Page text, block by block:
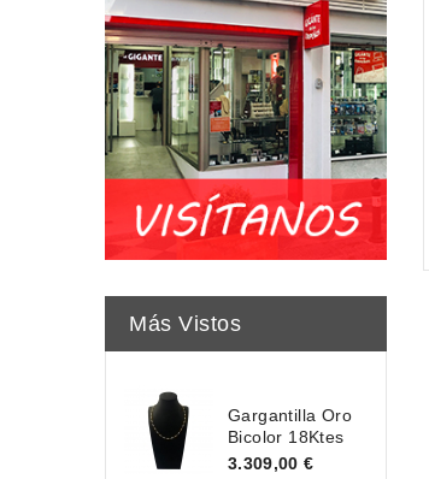
Más Vistos
Gargantilla Oro
Bicolor 18Ktes
3.309,00 €